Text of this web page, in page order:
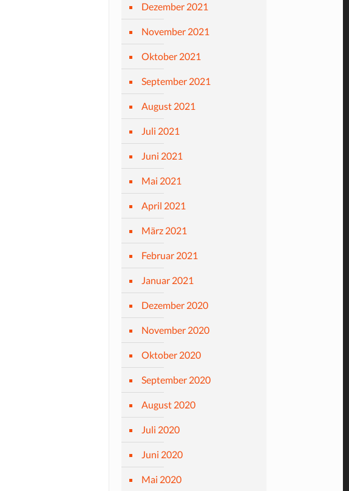
Dezember 2021
November 2021
Oktober 2021
September 2021
August 2021
Juli 2021
Juni 2021
Mai 2021
April 2021
März 2021
Februar 2021
Januar 2021
Dezember 2020
November 2020
Oktober 2020
September 2020
August 2020
Juli 2020
Juni 2020
Mai 2020